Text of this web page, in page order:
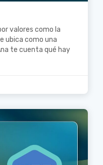
valores como la
ubica como una
te cuenta qué hay